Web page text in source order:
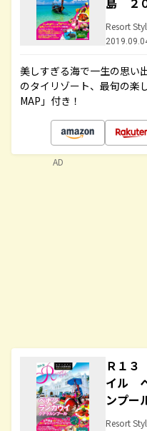
Resort
美しすぎる海で一生の思
のタイリゾート、最旬の楽
MAP」付き！
Ｒ１
イル
ンプー
Resort
AD